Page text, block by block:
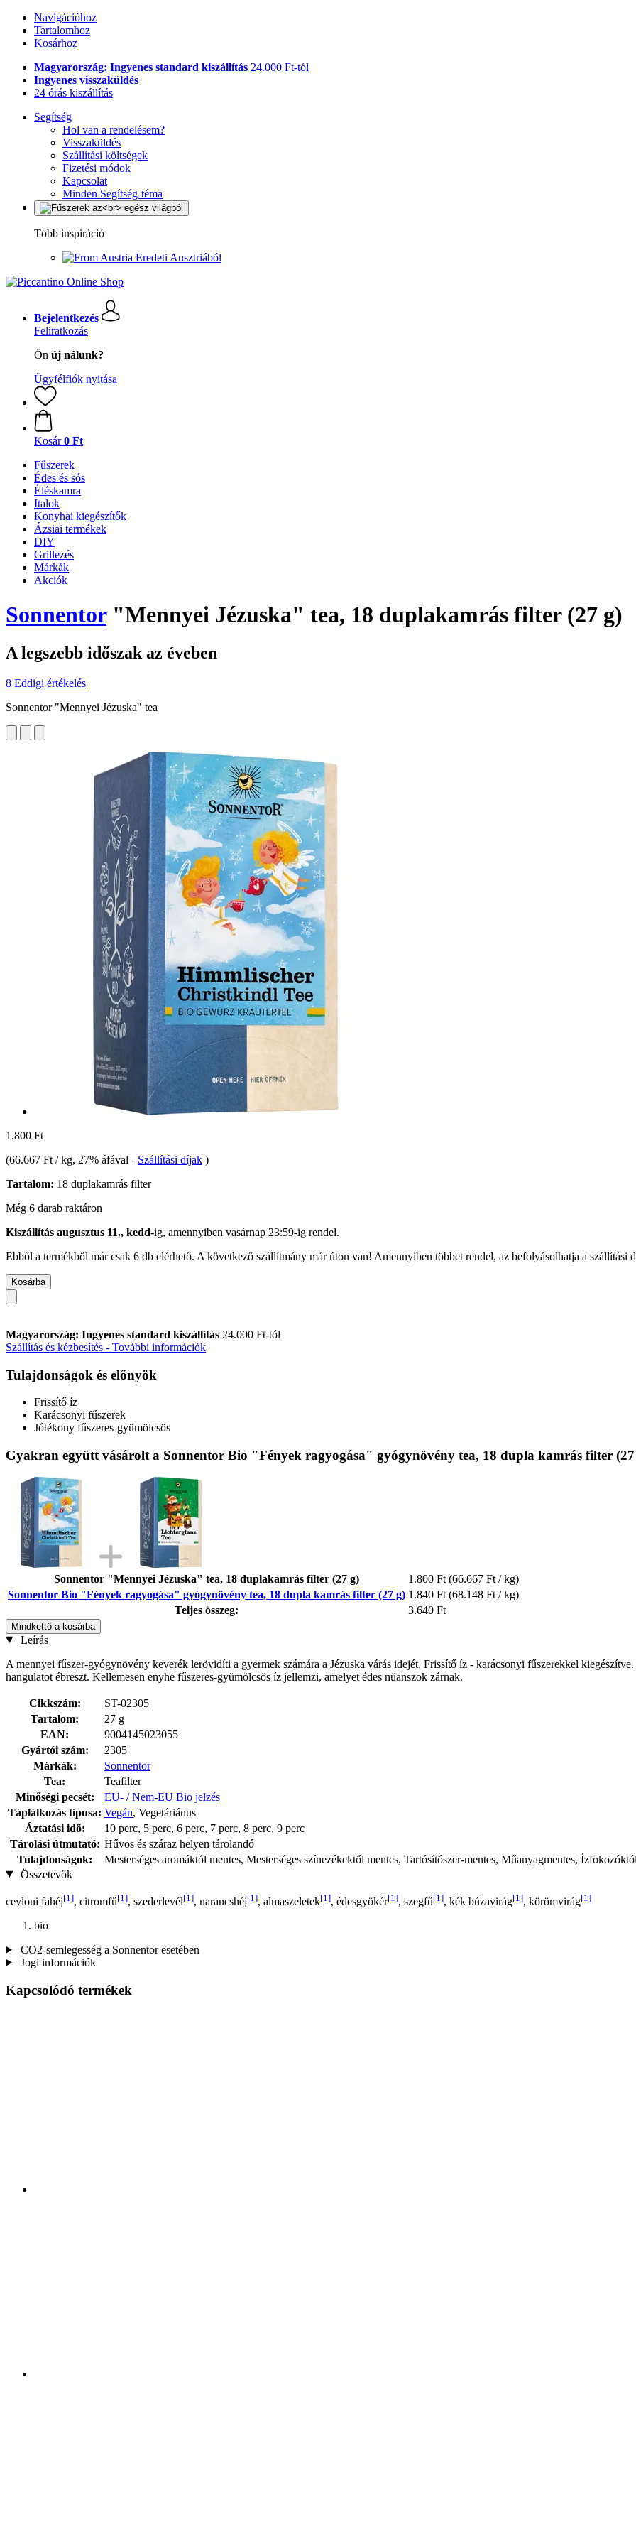
Navigációhoz
Tartalomhoz
Kosárhoz
Magyarország: Ingyenes standard kiszállítás 24.000 Ft-tól
Ingyenes visszaküldés
24 órás kiszállítás
Segítség
Hol van a rendelésem?
Visszaküldés
Szállítási költségek
Fizetési módok
Kapcsolat
Minden Segítség-téma
Több inspiráció
Eredeti Ausztriából
Bejelentkezés
Feliratkozás
Ön új nálunk?
Ügyfélfiók nyitása
Kosár 0 Ft
Fűszerek
Édes és sós
Éléskamra
Italok
Konyhai kiegészítők
Ázsiai termékek
DIY
Grillezés
Márkák
Akciók
Sonnentor"Mennyei Jézuska" tea, 18 duplakamrás filter (27 g)
A legszebb időszak az éveben
8 Eddigi értékelés
Sonnentor "Mennyei Jézuska" tea
1.800 Ft
(66.667 Ft / kg, 27% áfával - Szállítási díjak )
Tartalom: 18 duplakamrás filter
Még 6 darab raktáron
Kiszállítás augusztus 11., kedd-ig, amennyiben vasárnap 23:59-ig rendel.
Ebből a termékből már csak 6 db elérhető. A következő szállítmány már úton van! Amennyiben többet rendel, az befolyásolhatja a szállítási
Kosárba
Magyarország: Ingyenes standard kiszállítás 24.000 Ft-tól
Szállítás és kézbesítés - További információk
Tulajdonságok és előnyök
Frissítő íz
Karácsonyi fűszerek
Jótékony fűszeres-gyümölcsös
Gyakran együtt vásárolt a Sonnentor Bio "Fények ragyogása" gyógynövény tea, 18 dupla kamrás filter
Sonnentor "Mennyei Jézuska" tea, 18 duplakamrás filter (27 g) 1.800 Ft (66.667 Ft / kg)
Sonnentor Bio "Fények ragyogása" gyógynövény tea, 18 dupla kamrás filter (27 g) 1.840 Ft (68.148 Ft / kg)
Teljes összeg:
3.640 Ft
Mindkettő a kosárba
Leírás
A mennyei fűszer-gyógynövény keverék lerövidíti a gyermek számára a Jézuska várás idejét. Frissítő íz - karácsonyi fűszerekkel
hangulatot ébreszt. Kellemesen enyhe fűszeres-gyümölcsös íz jellemzi, amelyet édes nüanszok zárnak.
Cikkszám:
ST-02305
Tartalom:
27 g
EAN:
9004145023055
Gyártói szám:
2305
Márkák:
Sonnentor
Tea:
Teafilter
Minőségi pecsét:
EU- / Nem-EU Bio jelzés
Táplálkozás típusa: Vegán, Vegetáriánus
Áztatási idő:
10 perc, 5 perc, 6 perc, 7 perc, 8 perc, 9 perc
Tárolási útmutató: Hűvös és száraz helyen tárolandó
Tulajdonságok:
Mesterséges aromáktól mentes, Mesterséges színezékektől mentes, Tartósítószer-mentes, Műanyagmentes,
Összetevők
ceyloni fahéj[1], citromfű[1], szederlevél[1], narancshéj[1], almaszeletek[1], édesgyökér[1], szegfű[1], kék búzavirág[1], körömvirág[1]
bio
CO2-semlegesség a Sonnentor esetében
Jogi információk
Kapcsolódó termékek